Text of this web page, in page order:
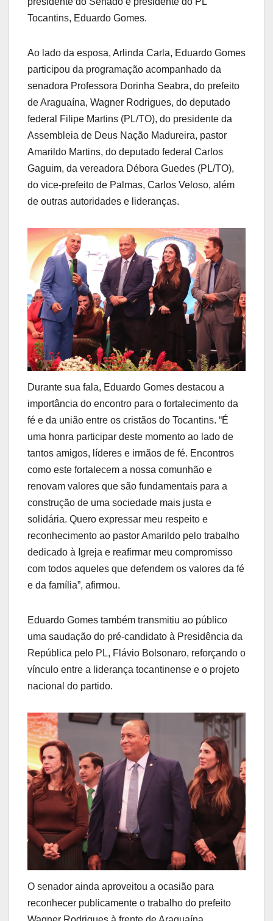
Tocantins, Eduardo Gomes.
Ao lado da esposa, Arlinda Carla, Eduardo Gomes
participou da programação acompanhado da
senadora Professora Dorinha Seabra, do prefeito
de Araguaína, Wagner Rodrigues, do deputado
federal Filipe Martins (PL/TO), do presidente da
Assembleia de Deus Nação Madureira, pastor
Amarildo Martins, do deputado federal Carlos
Gaguim, da vereadora Débora Guedes (PL/TO),
do vice-prefeito de Palmas, Carlos Veloso, além
de outras autoridades e lideranças.
Durante sua fala, Eduardo Gomes destacou a
importância do encontro para o fortalecimento da
fé e da união entre os cristãos do Tocantins. “É
uma honra participar deste momento ao lado de
tantos amigos, líderes e irmãos de fé. Encontros
como este fortalecem a nossa comunhão e
renovam valores que são fundamentais para a
construção de uma sociedade mais justa e
solidária. Quero expressar meu respeito e
reconhecimento ao pastor Amarildo pelo trabalho
dedicado à Igreja e reafirmar meu compromisso
com todos aqueles que defendem os valores da fé
e da família”, afirmou.
Eduardo Gomes também transmitiu ao público
uma saudação do pré-candidato à Presidência da
República pelo PL, Flávio Bolsonaro, reforçando o
vínculo entre a liderança tocantinense e o projeto
nacional do partido.
O senador ainda aproveitou a ocasião para
reconhecer publicamente o trabalho do prefeito